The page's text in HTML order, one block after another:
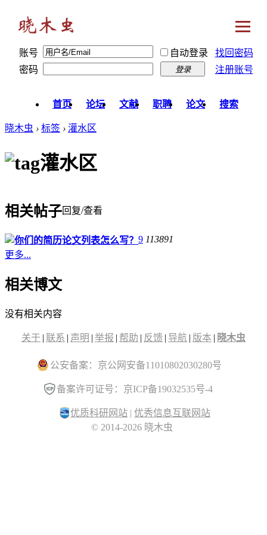
账号 自动登录
找回密码
密码
登录 注册账号
首页 论坛 文献 职聘 论文 搜索
晓木虫 › 标签 › 灌水区
灌水区
相关帖子回复/查看
你们的简历论文列表怎么写？ 9 113891
更多...
相关博文
没有相关内容
关于 | 联系 | 声明 | 举报 | 帮助 | 反馈 | 导航 | 版本 | 晓木虫
公安备案：京公网安备11010802030280号
备案许可证号：京ICP备19032535号-4
优质科研网站 | 优秀信息互联网站
© 2014-2026 晓木虫